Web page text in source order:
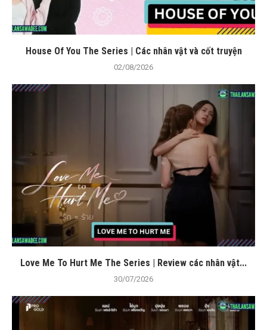
House Of You The Series | Các nhân vật và cốt truyện
02/08/2026
Love Me To Hurt Me The Series | Review các nhân vật...
30/07/2026